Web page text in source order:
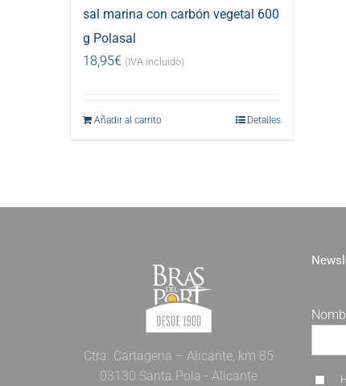
sal marina con carbón vegetal 600
g Polasal
18,95€ (IVA incluido)
Añadir al carrito Detalles
Ctra. Cartagena – Alicante, km 85
03130 Santa Pola - Alicante